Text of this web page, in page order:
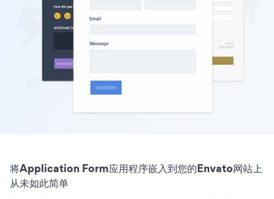
将Application Form应用程序嵌入到您的Envato网站上
从未如此简单